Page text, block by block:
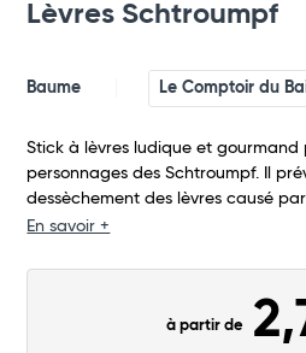
Total
Lèvres Schtroumpf
Baume Le Comptoir du
Stick à lèvres ludique et gourmand
personnages des Schtroumpf. Il
dessèchement des lèvres causé
En savoir +
à partir de